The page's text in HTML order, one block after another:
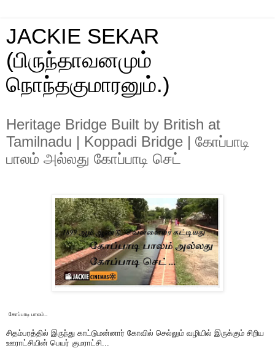
JACKIE SEKAR
(பிருந்தாவனமும்
நொந்தகுமாரனும்.)
Heritage Bridge Built by British at
Tamilnadu | Koppadi Bridge | கோப்பாடி
பாலம் அல்லது கோப்பாடி செட்
கோப்பாடி பாலம்..
சிதம்பரத்தில் இருந்து காட்டுமன்னார் கோவில் செல்லும் வழியில் இருக்கும் சிறிய
ஊராட்சியின் பெயர் குமராட்சி...